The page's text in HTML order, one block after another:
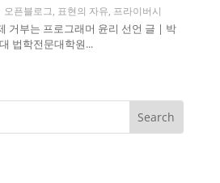
오픈블로그, 표현의 자유, 프라이버시
거부는 프로그래머 윤리 선언 글 | 박
법학전문대학원...